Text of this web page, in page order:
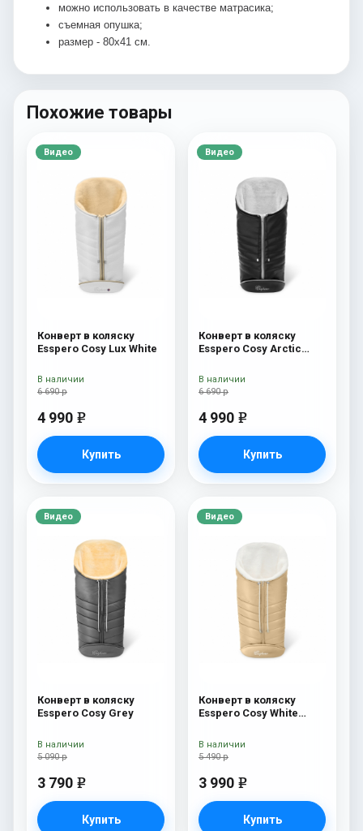
можно использовать в качестве матрасика;
съемная опушка;
размер - 80х41 см.
Похожие товары
Видео
Конверт в коляску
Esspero Cosy Lux White
6 690 р
4 990 e
Купить
В наличии
Видео
Конверт в коляску
Esspero Cosy Arctic
6 690 р
4 990 e
Купить
В наличии
Видео
Конверт в коляску
Esspero Cosy Grey
5 090 р
3 790 e
Купить
В наличии
Видео
Конверт в коляску
Esspero Cosy White
5 490 р
3 990 e
Купить
В наличии